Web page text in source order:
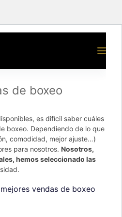
de boxeo
es difícil saber cuáles
boxeo. Dependiendo de lo que
comodidad, mejor ajuste…)
para nosotros. Nosotros,
hemos seleccionado las
vendas de boxeo